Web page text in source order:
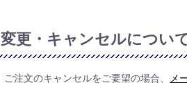
変更・キャンセルについ
ご注文のキャンセルをご要望の場合、 メ